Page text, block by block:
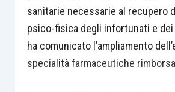
sanitarie necessarie al recupero
psico-fisica degli infortunati e
ha comunicato l’ampliamento
specialità farmaceutiche